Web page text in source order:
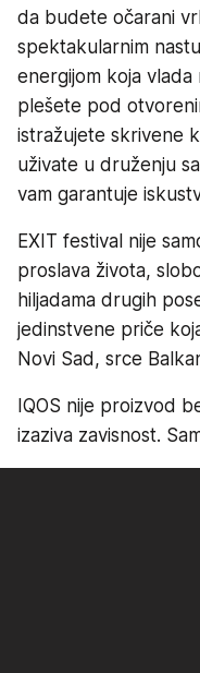
da budete očarani
spektakularnim
energijom koja
plešete pod
istražujete skrivene
uživate u druženju
vam garantuje
EXIT festival nije
proslava života,
hiljadama drugih
jedinstvene priče
Novi Sad, srce
IQOS nije proizvod
izaziva zavisnost.